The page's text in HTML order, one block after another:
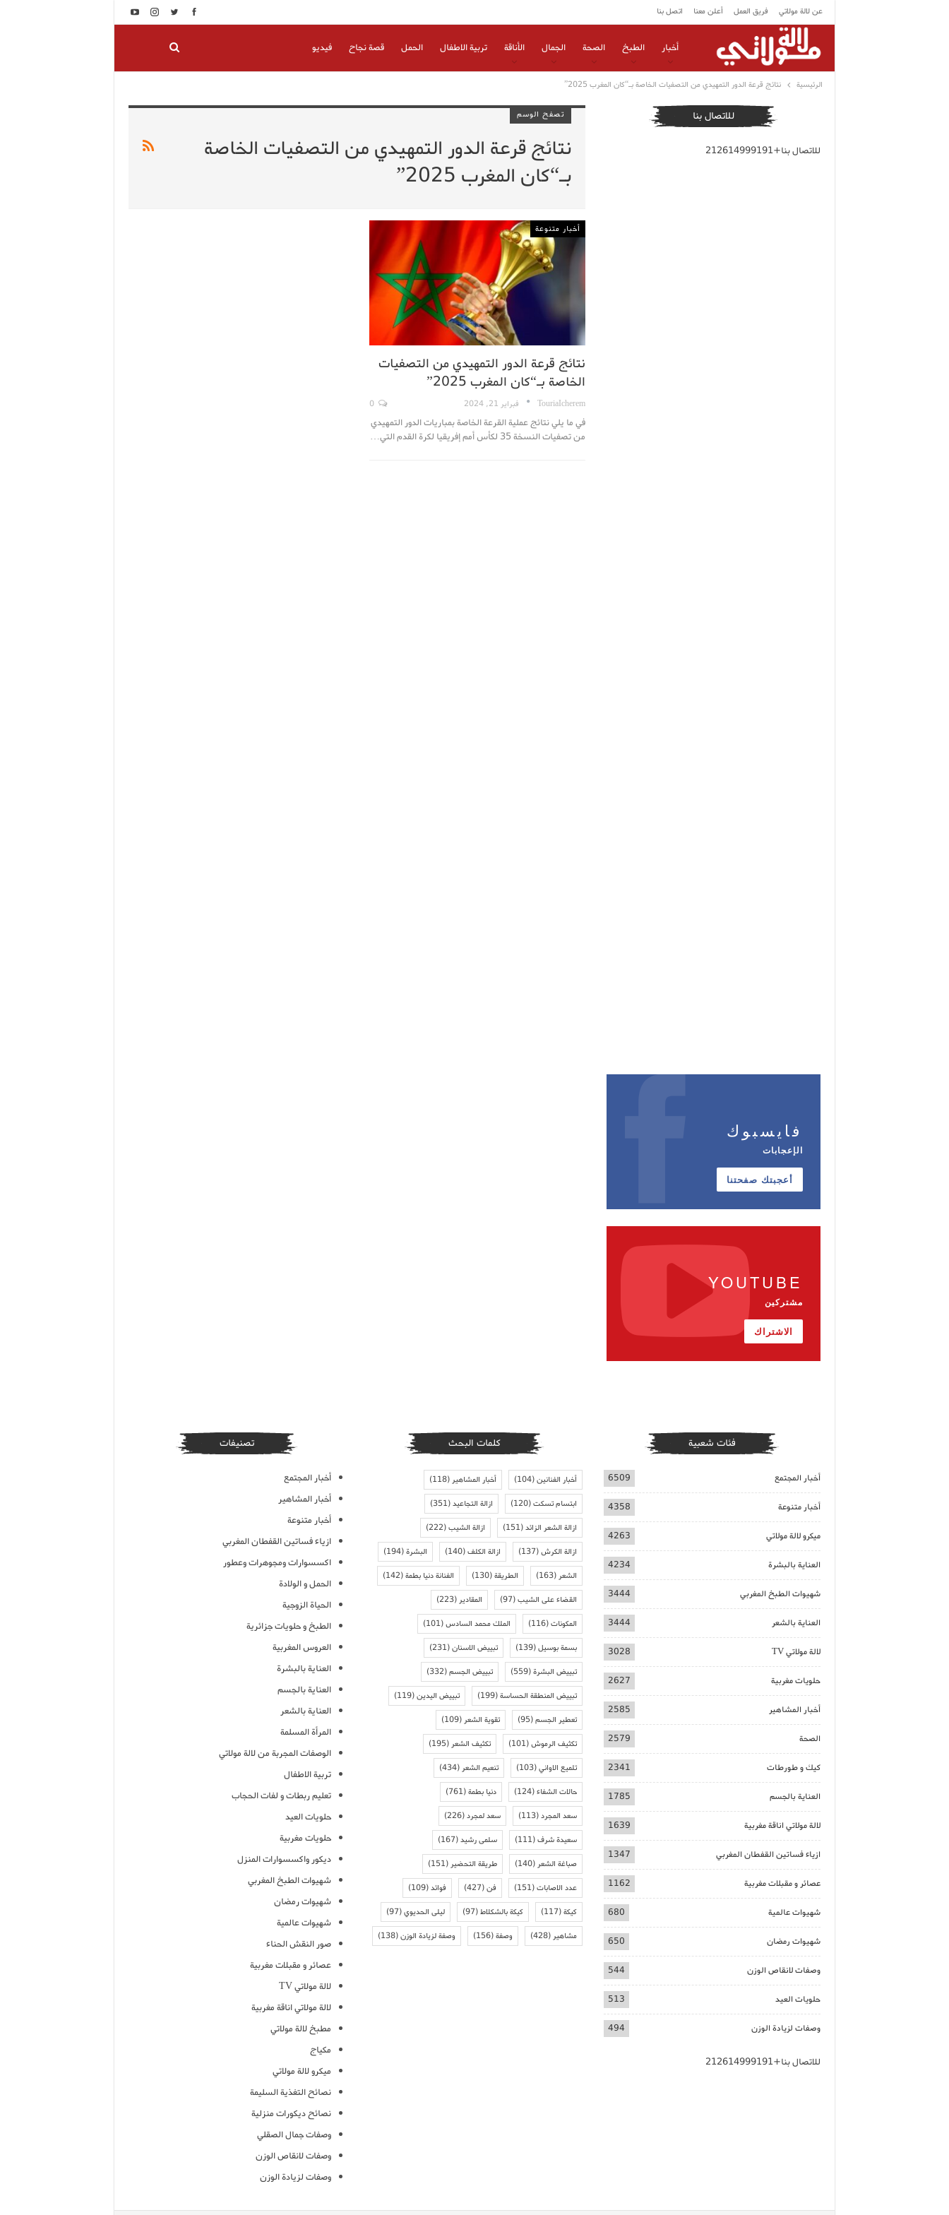
عن لالة مولاتي فريق العمل أعلن معنا اتصل بنا
أخبار الطبخ الصحة الجمال الأناقة تربية الاطفال الحمل قصة نجاح فيديو
الرئيسية نتائج قرعة الدور التمهيدي من التصفيات الخاصة بـ“كان المغرب 2025”
تصفح الوسم
نتائج قرعة الدور التمهيدي من التصفيات الخاصة
بـ“كان المغرب 2025”
أخبار متنوعة
نتائج قرعة الدور التمهيدي من التصفيات
الخاصة بـ“كان المغرب 2025”
TouriaIcherem فبراير 21, 2024
في ما يلي نتائج عملية القرعة الخاصة بمباريات الدور التمهيدي
من تصفيات النسخة 35 لكأس أمم إفريقيا لكرة القدم التي…
للاتصال بنا
للاتصال بنا+212614999191
فايسبوك
الإعجابات
أعجبتك صفحتنا
YOUTUBE
مشتركين
الاشتراك
فئات شعبية
أخبار المجتمع 6509
أخبار متنوعة 4358
ميكرو لالة مولاتي 4263
العناية بالبشرة 4234
شهيوات الطبخ المغربي 3444
العناية بالشعر 3444
لالة مولاتي TV 3028
حلويات مغربية 2627
أخبار المشاهير 2585
الصحة 2579
كيك و طورطات 2341
العناية بالجسم 1785
لالة مولاتي اناقة مغربية 1639
ازياء فساتين القفطان المغربي 1347
عصائر و مقبلات مغربية 1162
شهيوات عالمية 680
شهيوات رمضان 650
وصفات لانقاص الوزن 544
حلويات العيد 513
وصفات لزيادة الوزن 494
للاتصال بنا+212614999191
كلمات البحث
أخبار الفنانين(104) أخبار المشاهير(118)
ابتسام تسكت(120) ازالة التجاعيد(351)
ازالة الشعر الزائد(151) ازالة الشيب(222)
ازالة الكرش(137) ازالة الكلف(140) البشرة(194)
الشعر(163) الطريقة(130) الفنانة دنيا بطمة(142)
القضاء على الشيب(97) المقادير(223)
المكونات(116) الملك محمد السادس(101)
بسمة بوسيل(139) تبييض الاسنان(231)
تبييض البشرة(559) تبييض الجسم(332)
تبييض المنطقة الحساسة(199) تبييض اليدين(119)
تعطير الجسم(95) تقوية الشعر(109)
تكثيف الرموش(101) تكثيف الشعر(195)
تلميع الاواني(103) تنعيم الشعر(434)
حالات الشفاء(124) دنيا بطمة(761)
سعد المجرد(113) سعد لمجرد(226)
سعيدة شرف(111) سلمى رشيد(167)
صباغة الشعر(140) طريقة التحضير(151)
عدد الاصابات(151) فن(427) فوائد(109)
كيكة(117) كيكة بالشكلاط(97) ليلى الحديوي(97)
مشاهير(428) وصفة(156) وصفة لزيادة الوزن(138)
تصنيفات
أخبار المجتمع
أخبار المشاهير
أخبار متنوعة
ازياء فساتين القفطان المغربي
اكسسوارات ومجوهرات وعطور
الحمل و الولادة
الحياة الزوجية
الطبخ و حلويات جزائرية
العروس المغربية
العناية بالبشرة
العناية بالجسم
العناية بالشعر
المرأة المسلمة
الوصفات المجربة من لالة مولاتي
تربية الاطفال
تعليم ربطات و لفات الحجاب
حلويات العيد
حلويات مغربية
ديكور واكسسوارات المنزل
شهيوات الطبخ المغربي
شهيوات رمضان
شهيوات عالمية
صور النقش الحناء
عصائر و مقبلات مغربية
لالة مولاتي TV
لالة مولاتي اناقة مغربية
مطبخ لالة مولاتي
مكياج
ميكرو لالة مولاتي
نصائح التغذية السليمة
نصائح ديكورات منزلية
وصفات جمال الصقلي
وصفات لانقاص الوزن
وصفات لزيادة الوزن